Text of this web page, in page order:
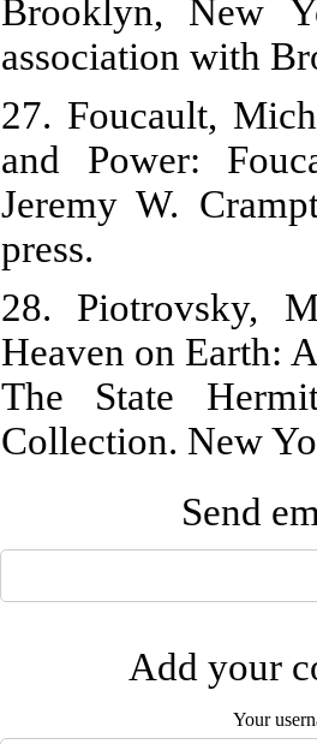
Brooklyn, New
association with
27. Foucault,
and Power:
Jeremy W.
press.
28. Piotrovsky,
Heaven on Earth:
The State
Collection. New
Send
Add your
Your